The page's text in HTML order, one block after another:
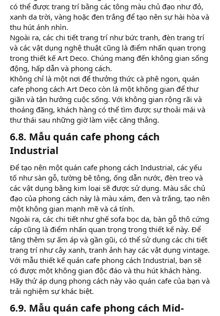
có thể được trang trí bằng các tông màu chủ đạo như đỏ,
xanh da trời, vàng hoặc đen trắng để tạo nên sự hài hòa và
thu hút ánh nhìn.
Ngoài ra, các chi tiết trang trí như bức tranh, đèn trang trí
và các vật dụng nghệ thuật cũng là điểm nhấn quan trọng
trong thiết kế Art Deco. Chúng mang đến không gian sống
động, hấp dẫn và phong cách.
Không chỉ là một nơi để thưởng thức cà phê ngon, quán
cafe phong cách Art Deco còn là một không gian để thư
giãn và tận hưởng cuộc sống. Với không gian rộng rãi và
thoáng đãng, khách hàng có thể tìm được sự thoải mái và
thư thái sau những giờ làm việc căng thẳng.
6.8. Mẫu quán cafe phong cách
Industrial​
Để tạo nên một quán cafe phong cách Industrial, các yếu
tố như sàn gỗ, tường bê tông, ống dẫn nước, đèn treo và
các vật dụng bằng kim loại sẽ được sử dụng. Màu sắc chủ
đạo của phong cách này là màu xám, đen và trắng, tạo nên
một không gian mạnh mẽ và cá tính.
Ngoài ra, các chi tiết như ghế sofa bọc da, bàn gỗ thô cứng
cáp cũng là điểm nhấn quan trọng trong thiết kế này. Để
tăng thêm sự ấm áp và gần gũi, có thể sử dụng các chi tiết
trang trí như cây xanh, tranh ảnh hay các vật dụng vintage.
Với mẫu thiết kế quán cafe phong cách Industrial, bạn sẽ
có được một không gian độc đáo và thu hút khách hàng.
Hãy thử áp dụng phong cách này vào quán cafe của bạn và
trải nghiệm sự khác biệt.
6.9. Mẫu quán cafe phong cách Mid-